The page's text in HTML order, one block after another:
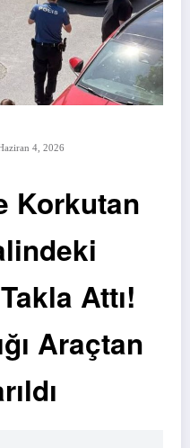
4, 2026
Korkutan
Attı!
Araçtan